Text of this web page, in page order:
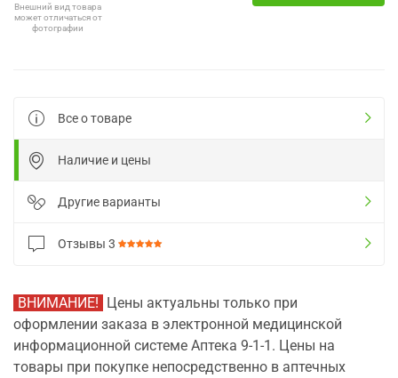
Внешний вид товара
может отличаться от
фотографии
Все о товаре
Наличие и цены
Другие варианты
Отзывы 3
ВНИМАНИЕ! Цены актуальны только при
оформлении заказа в электронной медицинской
информационной системе Аптека 9-1-1. Цены на
товары при покупке непосредственно в аптечных